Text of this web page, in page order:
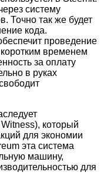
систему
Точно так же будет
кода.
проведение
коротким временем
за оплату
в руках
который
для экономии
эта система
машину,
для